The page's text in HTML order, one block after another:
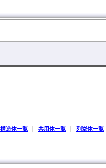
構造体一覧 共用体一覧 列挙体一覧